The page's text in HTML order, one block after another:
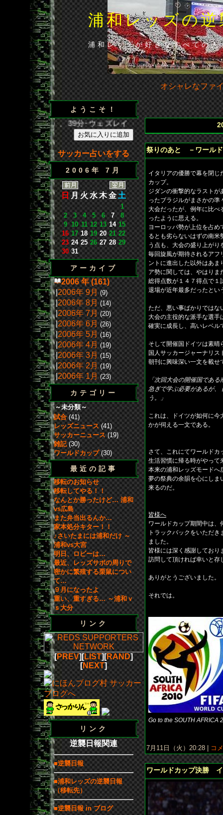
浦和レッズの
浦和レッズが好きなすべての
オシャレなファ
ようこそ！
）、39分･ウェズレイ（広）、86分･山田（浦）◆山田
サッカー占いをする
2006年 7月
日 月火水木金土
1
2
3 4 5 6 7
8
9 10 11 12 13 14 15
16 17 18 19 20 21 22
23 24 25 26 27 28 29
30 31
アーカイブ
2006 年 (161)
|2006年 9月 (9)
|2006年 8月 (14)
|2006年 7月 (20)
|2006年 6月 (26)
|2006年 5月 (16)
|2006年 4月 (19)
|2006年 3月 (15)
|2006年 2月 (19)
|2006年 1月 (23)
カテゴリー
～未分類～
試合(41)
レッズニュース(41)
サッカーニュース(19)
雑記(30)
ワールドカップ(30)
最近の記事
移転のお知らせ
移転してやる！！
なんとか勝ったけど… 浦和
vs広島
また弁当出るんか…
家本処分キター！！
♪さいたまには浦和だけ ～
浦和vs大宮
明日、ロビーは…
最近、レッズサポの周りで
密かに繁殖する栗鼠につい
て…
９月になったよ
重い、重すぎる… ～浦和ｖ
ｓ大分
リンク
[PREV][LIST][RAND]
[NEXT]
リンク
逆襲日報関連
■逆襲日報
■浦和レッズの逆襲日報
（移転先）
■逆襲日報 in ブログ
祭りのあと －ワール
イタリアの優勝で幕を閉じ
カップ。
ジダンの衝撃的なラストが
ったブラジルがまさかの準
大会だったが、例年に比べ
ったように思える。
ヨーロッパ勢が上位を占め
るとも劣らないはずの南米
う点も、大会の盛り上が
毎回旋風が期待されるアフ
ントに進出した以外はあ
ア勢に関しては、やはりま
総得点数が１４７得点で１
退場が近年最多だったとい
ただ、悪い事ばかりではな
大会の主役的な派手な選手
確実に成長し、高いレベル
そして開催国ドイツは素
国人サッカージャーナリ
朝刊に興味深い一文を載せ
「次回大会の開催国であ
急ぎで学ぶ必要があるが、
う。」
これは、ドイツが如何に
かが伺える一文である。
さて、これにてワールド
生活習慣に帰る時がやって
本来の浦和レッズモードへ
夢の祭典の余韻を心にしま
来るのだ。
皆様へ
ワールドカップ期間中は
トラックバックをいただ
ました。
皆様には深く感謝してお
訪問して頂ければ幸いと存
ありがとうございました。
それでは。
Go to the SOUTH AFRICA
7月11日（火）20:28 | コ
ワールドカップ決勝